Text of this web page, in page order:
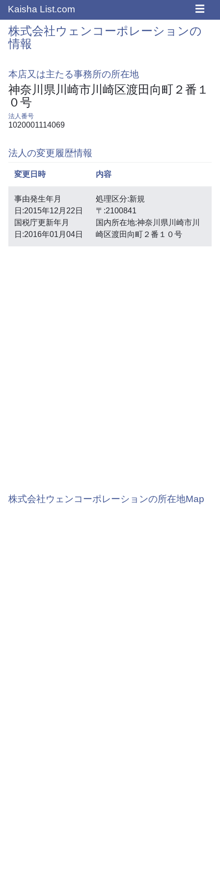
Kaisha List.com ☰
株式会社ウェンコーポレーションの
情報
本店又は主たる事務所の所在地
神奈川県川崎市川崎区渡田向町２番１
０号
法人番号
1020001114069
法人の変更履歴情報
変更日時 内容
事由発生年月
日:2015年12月22日
国税庁更新年月
日:2016年01月04日
処理区分:新規
〒:2100841
国内所在地:神奈川県川崎市川
崎区渡田向町２番１０号
株式会社ウェンコーポレーションの所在地Map